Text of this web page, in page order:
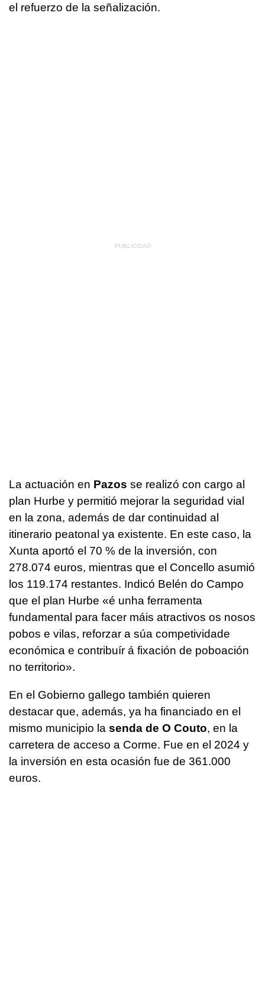
el refuerzo de la señalización.
La actuación en Pazos se realizó con cargo al
plan Hurbe y permitió mejorar la seguridad vial
en la zona, además de dar continuidad al
itinerario peatonal ya existente. En este caso, la
Xunta aportó el 70 % de la inversión, con
278.074 euros, mientras que el Concello asumió
los 119.174 restantes. Indicó Belén do Campo
que el plan Hurbe «é unha ferramenta
fundamental para facer máis atractivos os nosos
pobos e vilas, reforzar a súa competividade
económica e contribuír á fixación de poboación
no territorio».
En el Gobierno gallego también quieren
destacar que, además, ya ha financiado en el
mismo municipio la senda de O Couto, en la
carretera de acceso a Corme. Fue en el 2024 y
la inversión en esta ocasión fue de 361.000
euros.